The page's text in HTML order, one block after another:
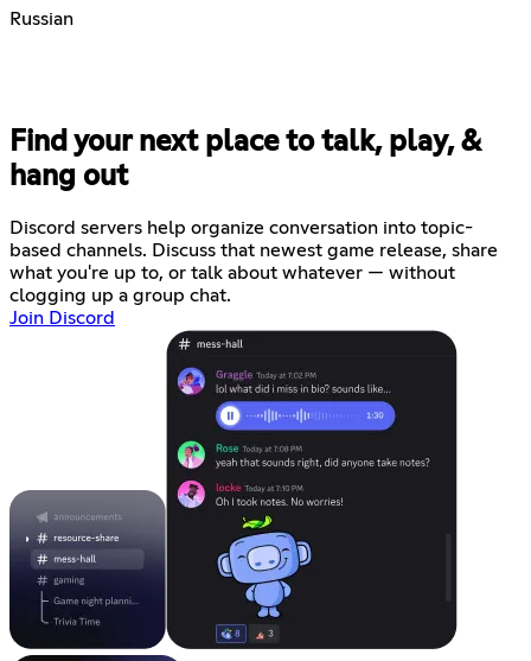
Russian
Find your next place to talk, play, &
hang out
Discord servers help organize conversation into topic-
based channels. Discuss that newest game release, share
what you're up to, or talk about whatever — without
clogging up a group chat.
Join Discord